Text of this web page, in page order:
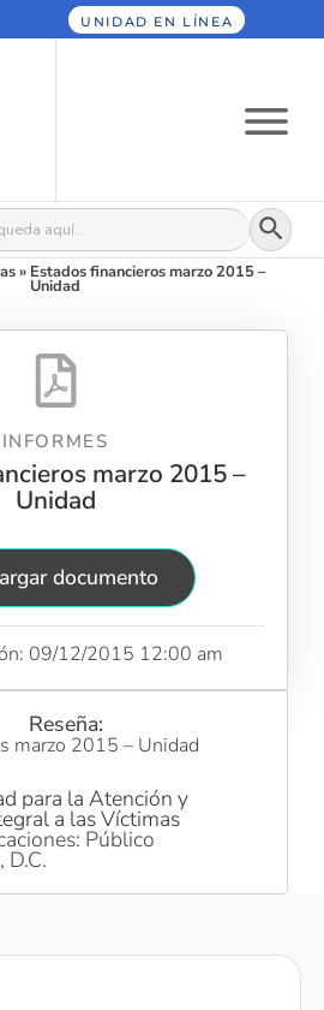
UNIDAD EN LÍNEA
Botón
» Estados financieros marzo 2015 –
Unidad
INFORMES
marzo 2015 –
Unidad
documento
09/12/2015 12:00 am
Reseña:
marzo 2015 – Unidad
para la Atención y
a las Víctimas
Público
D.C.